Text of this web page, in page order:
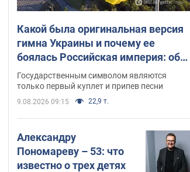
Какой была оригинальная версия
гимна Украины и почему ее
боялась Российская империя: об
этом не рассказывают в школе
Государственным символом являются
только первый куплет и припев песни
9.08.2026 09:15 22,9 т.
Александру
Пономареву – 53: что
известно о трех детях